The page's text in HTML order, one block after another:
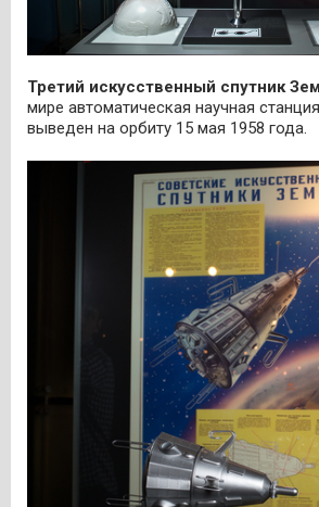
Третий искусственный спутник
мире автоматическая научная
выведен на орбиту 15 мая 1958 года.